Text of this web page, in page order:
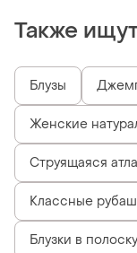
Также
Блузы
Женские
Струящаяся
Классные
Блузки в